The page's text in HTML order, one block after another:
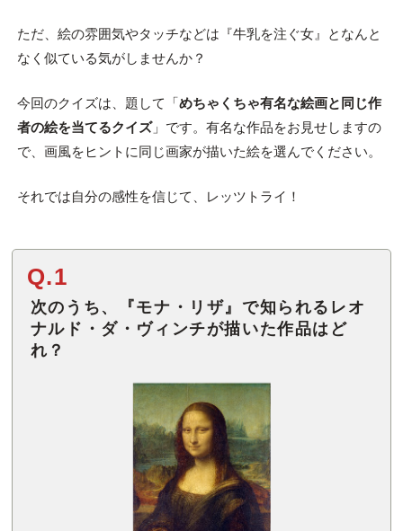
ただ、絵の雰囲気やタッチなどは『牛乳を注ぐ女』となんと
なく似ている気がしませんか？
今回のクイズは、題して「めちゃくちゃ有名な絵画と同じ作
者の絵を当てるクイズ」です。有名な作品をお見せしますの
で、画風をヒントに同じ画家が描いた絵を選んでください。
それでは自分の感性を信じて、レッツトライ！
Q.1
次のうち、『モナ・リザ』で知られるレオ
ナルド・ダ・ヴィンチが描いた作品はど
れ？